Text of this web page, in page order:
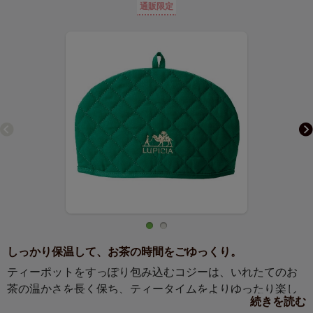
通販限定
しっかり保温して、お茶の時間をごゆっくり。
ティーポットをすっぽり包み込むコジーは、いれたてのお
茶の温かさを長く保ち、ティータイムをよりゆったり楽し
ませてくれるアイテムです。表側は落ち着いたグリーン、
続きを読む